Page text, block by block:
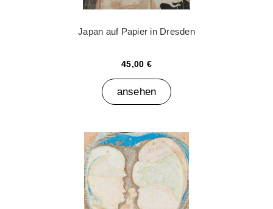
Japan auf Papier in Dresden
45,00 €
ansehen